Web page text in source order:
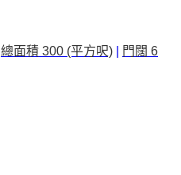
總面積 300 (平方呎)
門闊 6